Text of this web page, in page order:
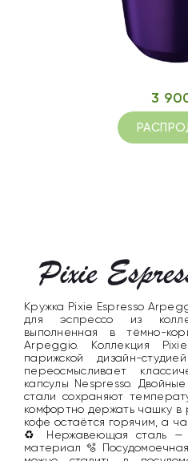
3
Кружка Pixie Espresso
для эспрессо из
выполненная в тёмно-
Arpeggio. Коллекция
парижской дизайн-
переосмысливает
капсулы Nespresso.
стали сохраняют
комфортно держать чашку в
кофе остаётся горячим, а
♻️ Нержавеющая сталь —
материал 🫧